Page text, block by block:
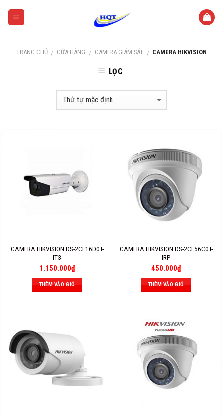
TRANG CHỦ / CỬA HÀNG / CAMERA GIÁM SÁT / CAMERA HIKVISION
LỌC
CAMERA HIKVISION DS-2CE16D0T-
IT3
1.150.000₫
THÊM VÀO GIỎ
CAMERA HIKVISION DS-2CE56C0T-
IRP
450.000₫
THÊM VÀO GIỎ